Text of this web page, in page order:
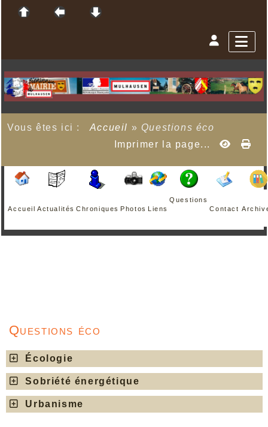
Vous êtes ici : Accueil » Questions éco
Imprimer la page...
Accueil Actualités Chroniques Photos Liens
Questions
Contact
Questions éco
Écologie
Sobriété énergétique
Urbanisme